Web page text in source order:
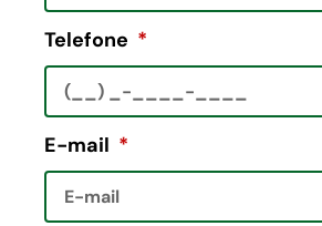
Telefone
E-mail